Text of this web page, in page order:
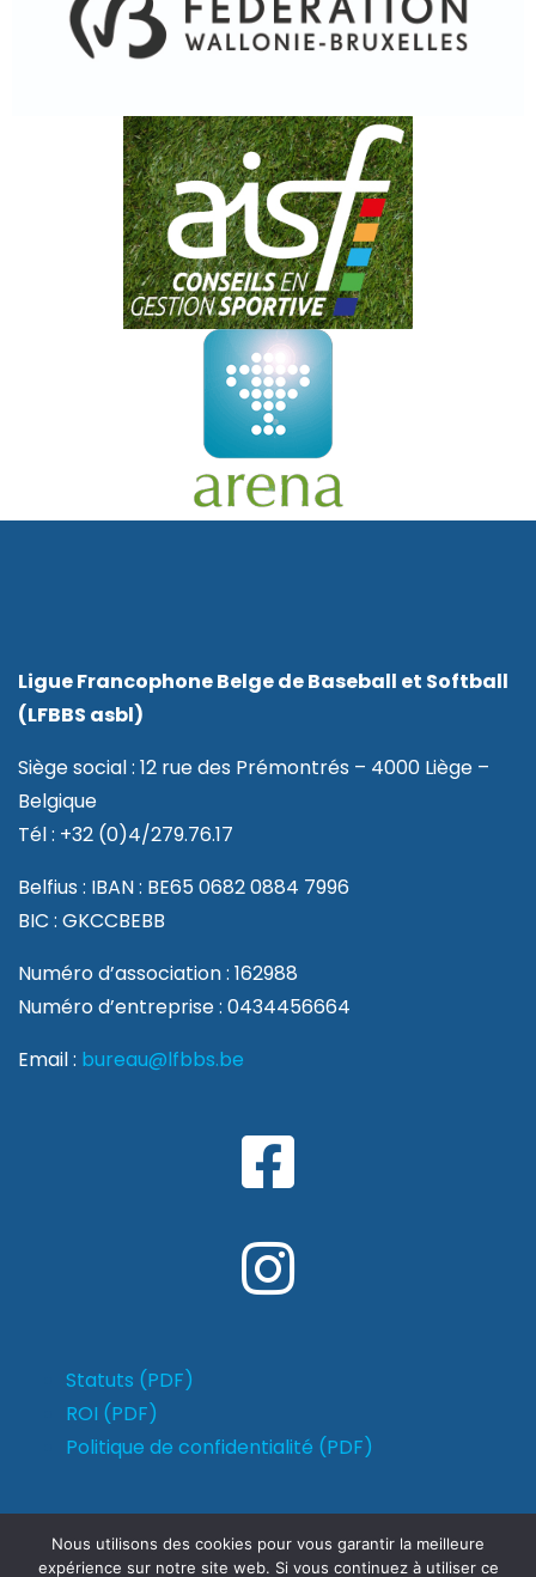
Ligue Francophone Belge de Baseball et Softball
(LFBBS asbl)
Siège social : 12 rue des Prémontrés – 4000 Liège –
Belgique
Tél : +32 (0)4/279.76.17
Belfius : IBAN : BE65 0682 0884 7996
BIC : GKCCBEBB
Numéro d’association : 162988
Numéro d’entreprise : 0434456664
Email : bureau@lfbbs.be
Statuts (PDF)
ROI (PDF)
Politique de confidentialité (PDF)
Nous utilisons des cookies pour vous garantir la meilleure
expérience sur notre site web. Si vous continuez à utiliser ce